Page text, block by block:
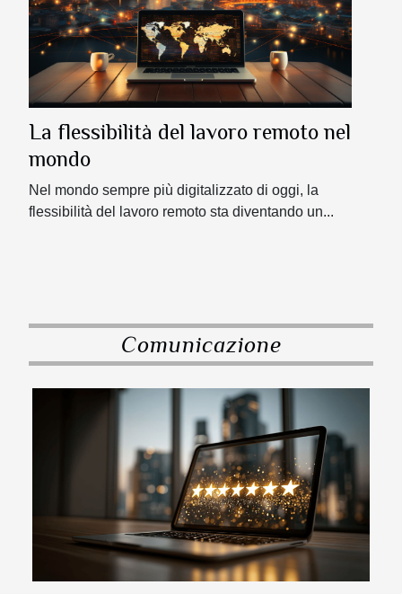
La flessibilità del lavoro remoto nel
mondo
Nel mondo sempre più digitalizzato di oggi, la
flessibilità del lavoro remoto sta diventando un...
Comunicazione